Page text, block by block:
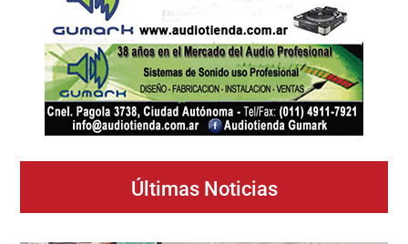
Últimas Noticias